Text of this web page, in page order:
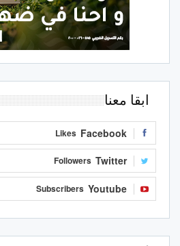
ابقا معنا
Facebook
Likes
Twitter
Followers
Youtube
Subscribers